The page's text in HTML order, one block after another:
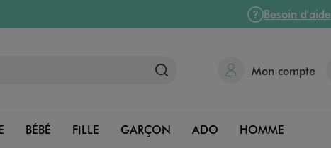
Besoin d'aide
Mon compte
BÉBÉ FILLE GARÇON ADO HOMME